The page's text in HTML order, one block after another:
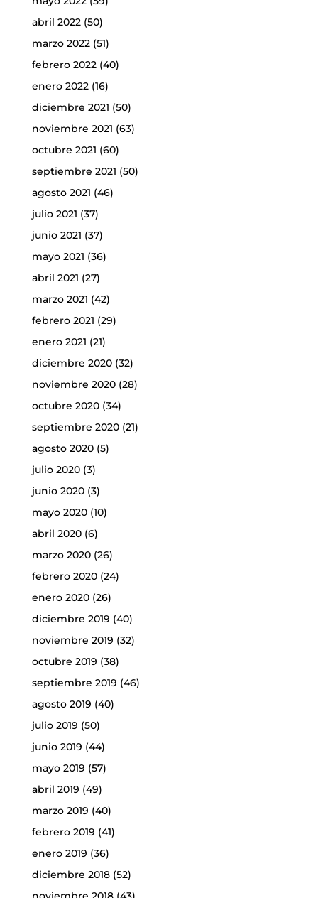
abril 2022(50)
marzo 2022(51)
febrero 2022(40)
enero 2022(16)
diciembre 2021 (50)
noviembre 2021 (63)
octubre 2021 (60)
septiembre 2021 (50)
agosto 2021 (46)
julio 2021 (37)
junio 2021 (37)
mayo 2021 (36)
abril 2021 (27)
marzo 2021 (42)
febrero 2021 (29)
enero 2021 (21)
diciembre 2020(32)
noviembre 2020(28)
octubre 2020(34)
septiembre 2020(21)
agosto 2020(5)
julio 2020(3)
junio 2020(3)
mayo 2020(10)
abril 2020(6)
marzo 2020(26)
febrero 2020(24)
enero 2020(26)
diciembre 2019 (40)
noviembre 2019 (32)
octubre 2019 (38)
septiembre 2019 (46)
agosto 2019 (40)
julio 2019 (50)
junio 2019 (44)
mayo 2019 (57)
abril 2019 (49)
marzo 2019 (40)
febrero 2019 (41)
enero 2019 (36)
diciembre 2018(52)